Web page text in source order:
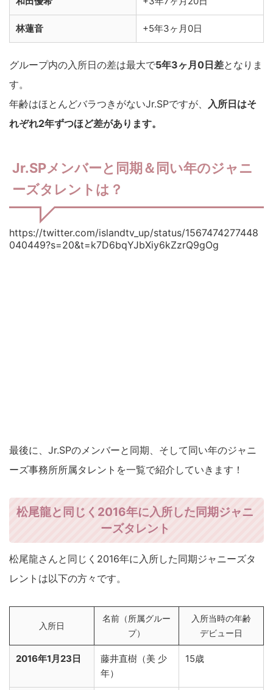
林蓮音 +5年3ヶ月0日
グループ内の入所日の差は最大で5年3ヶ月0日差となりま
す。
年齢はほとんどバラつきがないJr.SPですが、 入所日はそ
れぞれ2年ずつほど差があります。
Jr.SPメンバーと同期＆同い年のジャニ
ーズタレントは？
https://twitter.com/islandtv_up/status/1567474277448
040449?s=20&t=k7D6bqYJbXiy6kZzrQ9gOg
最後に、Jr.SPのメンバーと同期、そして同い年のジャニ
ーズ事務所所属タレントを一覧で紹介していきます！
松尾龍と同じく2016年に入所した同期ジャニ
ーズタレント
松尾龍さんと同じく2016年に入所した同期ジャニーズタ
レントは以下の方々です。
入所日
名前（所属グルー
プ）
入所当時の年齢
デビュー日
2016年1月23日
藤井直樹（美 少
年）
15歳